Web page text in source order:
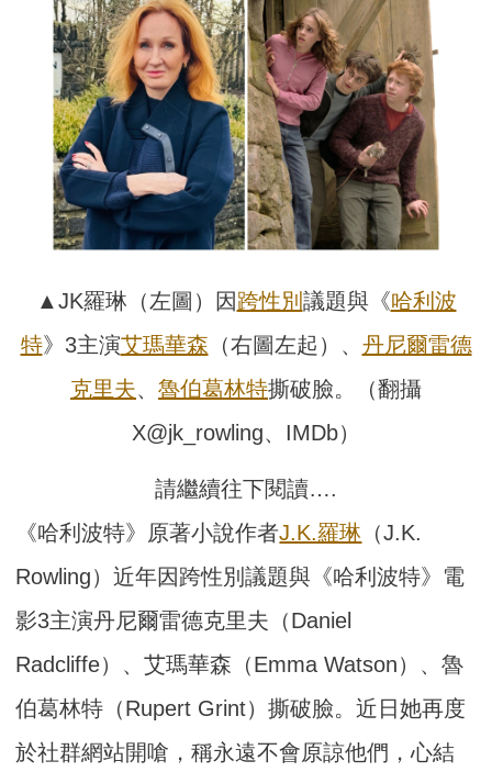
▲JK羅琳（左圖）因跨性別 議題與《哈利波
特》3主演艾瑪華森 （右圖左起）、 丹尼爾雷德
克里夫、 魯伯葛林特撕破臉。（翻攝
X@jk_rowling、IMDb）
請繼續往下閱讀….
《哈利波特》原著小說作者J.K.羅琳 （J.K.
Rowling）近年因跨性別議題與《哈利波特》電
影3主演丹尼爾雷德克里夫（Daniel
Radcliffe）、艾瑪華森（Emma Watson）、魯
伯葛林特（Rupert Grint）撕破臉。近日她再度
於社群網站開嗆，稱永遠不會原諒他們，心結